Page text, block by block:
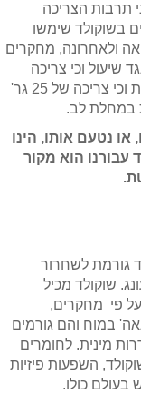
תרבות הצריכה
בשוקולד שימשו
ולאחרונה, מחקרים
שיעול וכי צריכה
שוקולד עושה חסד עם הבריאות וכי צריכה של 25 גר'
במחלת לב.
נטעם אותו, הינו
עבורנו הוא מקור
גורמת לשחרור
שוקולד מכיל
פי מחקרים,
במוח והם גורמים
מינית. לחומרים
השפעות פיזיות
כולו.